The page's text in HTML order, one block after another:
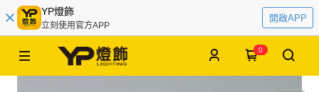
YP燈飾
立刻使用官方APP
開啟APP
0